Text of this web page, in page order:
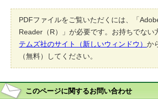
PDFファイルをご覧いただくには、「
Reader（R）」が必要です。お持ちでない
テムズ社のサイト（新しいウィンドウ）か
（無料）してください。
このページに関するお問い合わせ